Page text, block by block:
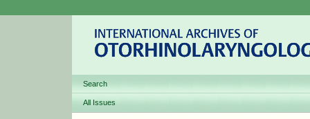
Search
All Issues